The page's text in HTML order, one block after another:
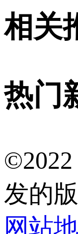
相关
热门
发的
网站